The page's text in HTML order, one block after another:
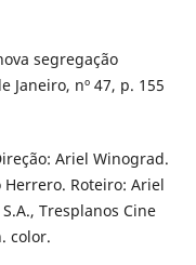
segregação
Janeiro, nº 47, p. 155
Ariel Winograd.
Roteiro: Ariel
Tresplanos Cine
color.